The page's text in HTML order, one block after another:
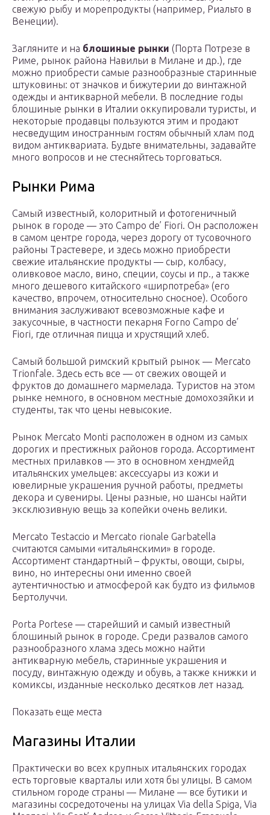
свежую рыбу и морепродукты (например, Риальто в
Венеции).
Загляните и на блошиные рынки (Порта Потрезе в
Риме, рынок района Навильи в Милане и др.), где
можно приобрести самые разнообразные старинные
штуковины: от значков и бижутерии до винтажной
одежды и антикварной мебели. В последние годы
блошиные рынки в Италии оккупировали туристы, и
некоторые продавцы пользуются этим и продают
несведущим иностранным гостям обычный хлам под
видом антиквариата. Будьте внимательны, задавайте
много вопросов и не стесняйтесь торговаться.
Рынки Рима
Самый известный, колоритный и фотогеничный
рынок в городе — это Campo de’ Fiori. Он расположен
в самом центре города, через дорогу от тусовочного
районы Трастевере, и здесь можно приобрести
свежие итальянские продукты — сыр, колбасу,
оливковое масло, вино, специи, соусы и пр., а также
много дешевого китайского «ширпотреба» (его
качество, впрочем, относительно сносное). Особого
внимания заслуживают всевозможные кафе и
закусочные, в частности пекарня Forno Campo de’
Fiori, где отличная пицца и хрустящий хлеб.
Самый большой римский крытый рынок — Mercato
Trionfale. Здесь есть все — от свежих овощей и
фруктов до домашнего мармелада. Туристов на этом
рынке немного, в основном местные домохозяйки и
студенты, так что цены невысокие.
Рынок Mercato Monti расположен в одном из самых
дорогих и престижных районов города. Ассортимент
местных прилавков — это в основном хендмейд
итальянских умельцев: аксессуары из кожи и
ювелирные украшения ручной работы, предметы
декора и сувениры. Цены разные, но шансы найти
эксклюзивную вещь за копейки очень велики.
Mercato Testaccio и Mercato rionale Garbatella
считаются самыми «итальянскими» в городе.
Ассортимент стандартный – фрукты, овощи, сыры,
вино, но интересны они именно своей
аутентичностью и атмосферой как будто из фильмов
Бертолуччи.
Porta Portese — старейший и самый известный
блошиный рынок в городе. Среди развалов самого
разнообразного хлама здесь можно найти
антикварную мебель, старинные украшения и
посуду, винтажную одежду и обувь, а также книжки и
комиксы, изданные несколько десятков лет назад.
Показать еще места
Магазины Италии
Практически во всех крупных итальянских городах
есть торговые кварталы или хотя бы улицы. В самом
стильном городе страны — Милане — все бутики и
магазины сосредоточены на улицах Via della Spiga, Via